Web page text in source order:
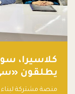
كلاسيرا،
يطلقون «سي
تقنيات
منصة مشتركة لبناء